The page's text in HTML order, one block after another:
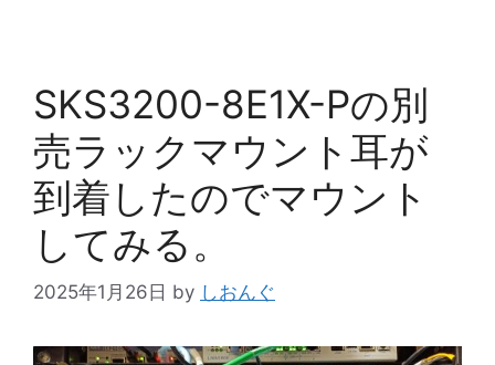
SKS3200-8E1X-Pの別
売ラックマウント耳が
到着したのでマウント
してみる。
2025年1月26日 by しおんぐ